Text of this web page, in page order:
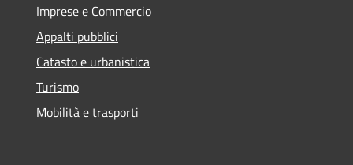
Imprese e Commercio
Appalti pubblici
Catasto e urbanistica
Turismo
Mobilità e trasporti